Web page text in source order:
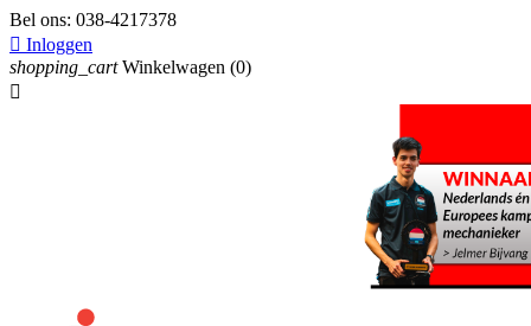
Bel ons: 038-4217378
 Inloggen
shopping_cart Winkelwagen (0)
